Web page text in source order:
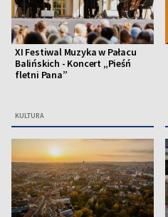
XI Festiwal Muzyka w Pałacu
Balińskich - Koncert „Pieśń
fletni Pana”
KULTURA